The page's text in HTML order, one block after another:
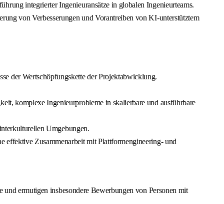
integrierter Ingenieuransätze in globalen Ingenieurteams.
von Verbesserungen und Vorantreiben von KI-unterstütztem
der Wertschöpfungskette der Projektabwicklung.
komplexe Ingenieurprobleme in skalierbare und ausführbare
Umgebungen.
effektive Zusammenarbeit mit Plattformengineering- und
ermutigen insbesondere Bewerbungen von Personen mit